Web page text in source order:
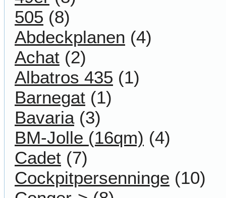
505 (8)
Abdeckplanen (4)
Achat (2)
Albatros 435 (1)
Barnegat (1)
Bavaria(3)
BM-Jolle (16qm) (4)
Cadet (7)
Cockpitpersenninge (10)